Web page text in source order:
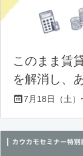
このまま賃
を解消し、
7月18日（土